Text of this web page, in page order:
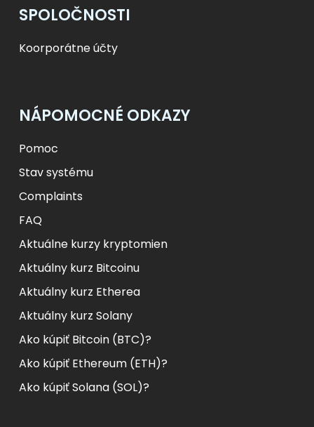
SPOLOČNOSTI
Koorporátne účty
NÁPOMOCNÉ ODKAZY
Pomoc
Stav systému
Complaints
FAQ
Aktuálne kurzy kryptomien
Aktuálny kurz Bitcoinu
Aktuálny kurz Etherea
Aktuálny kurz Solany
Ako kúpiť Bitcoin (BTC)?
Ako kúpiť Ethereum (ETH)?
Ako kúpiť Solana (SOL)?